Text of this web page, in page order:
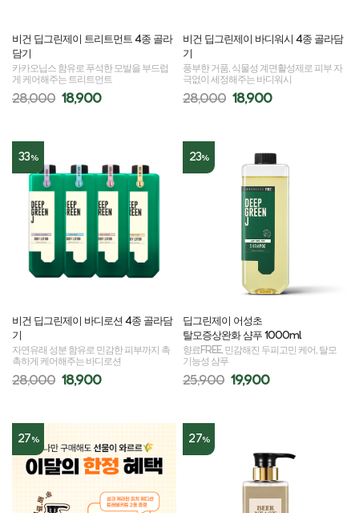
비건 딥그린제이 트리트먼트 4종 골라
담기
카카오닙스 함유로 푸석한 모발을 부드럽
게 케어해주는 트리트먼트
28,000 18,900
비건 딥그린제이 바디워시 4종 골라담
기
풍부한 거품, 식물성 계면활성제로 피부 자
극없이 세정해주는 바디워시
28,000 18,900
33%
비건 딥그린제이 바디로션 4종 골라담
기
자연유래 성분 함유로 민감한 피부까지 촉
촉하게 케어해주는 바디로션
28,000 18,900
23%
딥그린제이 어성초
탈모증상완화 샴푸 1000ml
향료FREE, 민감해진 두피고민 케어, 탈모
기능성 샴푸
25,900 19,900
27% 27%